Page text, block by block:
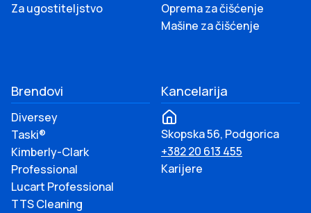
Za ugostiteljstvo
Oprema za čišćenje
Mašine za čišćenje
Brendovi
Diversey
Taski®
Kimberly-Clark
Professional
Lucart Professional
TTS Cleaning
Kancelarija
Skopska 56, Podgorica
+382 20 613 455
Karijere